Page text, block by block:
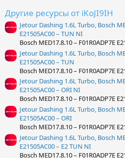
Другие ресурсы от iKoJI9IH
Jetour Dashing 1.6L Turbo, Bosch
E21505AC00 – TUN NI
Bosch MED17.8.10 – F01R0ADP7E
Jetour Dashing 1.6L Turbo, Bosch
E21505AC00 – TUN
Bosch MED17.8.10 – F01R0ADP7E
Jetour Dashing 1.6L Turbo, Bosch
E21505AC00 – ORI NI
Bosch MED17.8.10 – F01R0ADP7E
Jetour Dashing 1.6L Turbo, Bosch
E21505AC00 – ORI
Bosch MED17.8.10 – F01R0ADP7E
Jetour Dashing 1.6L Turbo, Bosch
E21505AC00 – E2 TUN NI
Bosch MED17.8.10 – F01R0ADP7E